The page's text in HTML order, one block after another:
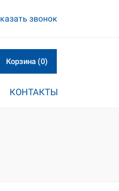
звонок
Корзина (0)
КОНТАКТЫ